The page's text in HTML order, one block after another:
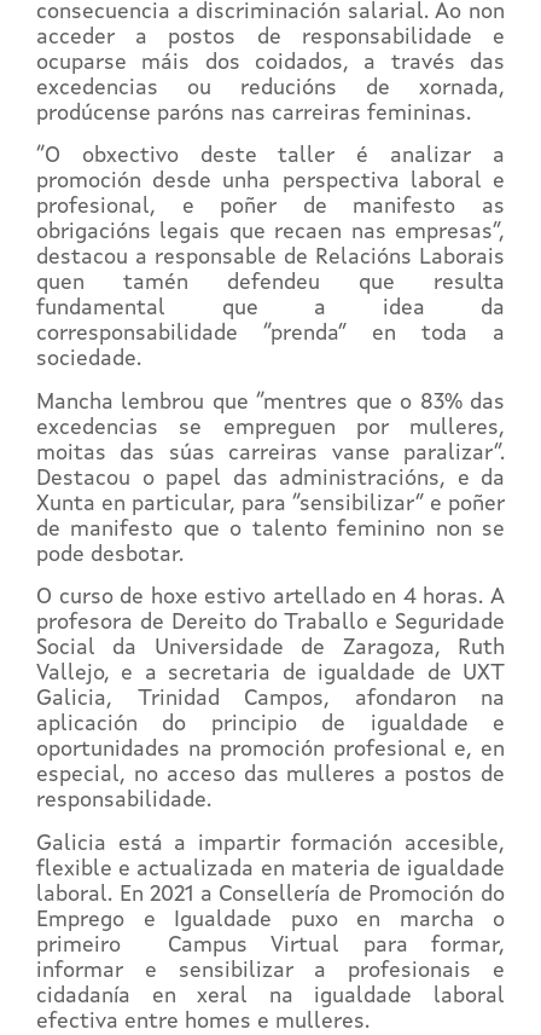
consecuencia a discriminación salarial. Ao non
acceder a postos de responsabilidade e
ocuparse máis dos coidados, a través das
excedencias ou reducións de xornada,
prodúcense paróns nas carreiras femininas.
“O obxectivo deste taller é analizar a
promoción desde unha perspectiva laboral e
profesional, e poñer de manifesto as
obrigacións legais que recaen nas empresas”,
destacou a responsable de Relacións Laborais
quen tamén defendeu que resulta
fundamental que a idea da
corresponsabilidade “prenda” en toda a
sociedade.
Mancha lembrou que “mentres que o 83% das
excedencias se empreguen por mulleres,
moitas das súas carreiras vanse paralizar”.
Destacou o papel das administracións, e da
Xunta en particular, para “sensibilizar” e poñer
de manifesto que o talento feminino non se
pode desbotar.
O curso de hoxe estivo artellado en 4 horas. A
profesora de Dereito do Traballo e Seguridade
Social da Universidade de Zaragoza, Ruth
Vallejo, e a secretaria de igualdade de UXT
Galicia, Trinidad Campos, afondaron na
aplicación do principio de igualdade e
oportunidades na promoción profesional e, en
especial, no acceso das mulleres a postos de
responsabilidade.
Galicia está a impartir formación accesible,
flexible e actualizada en materia de igualdade
laboral. En 2021 a Consellería de Promoción do
Emprego e Igualdade puxo en marcha o
primeiro Campus Virtual para formar,
informar e sensibilizar a profesionais e
cidadanía en xeral na igualdade laboral
efectiva entre homes e mulleres.